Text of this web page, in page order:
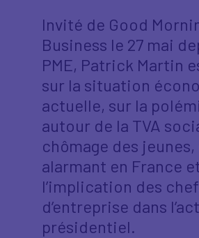
Invité de Good
Business le 27 mai
PME, Patrick Martin
sur la situation
actuelle, sur la
autour de la TVA
chômage des
alarmant en France
l’implication des
d’entreprise dans
présidentiel.